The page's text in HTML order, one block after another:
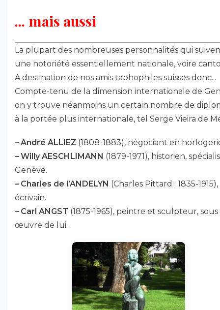
... mais aussi
La plupart des nombreuses personnalités qui
une notoriété essentiellement nationale, voire
A destination de nos amis taphophiles suisses donc...
Compte-tenu de la dimension internationale de
on y trouve néanmoins un certain nombre de
à la portée plus internationale, tel Serge Vieira de
– André ALLIEZ (1808-1883), négociant en
– Willy AESCHLIMANN (1879-1971), historien,
Genève.
– Charles de l’ANDELYN (Charles Pittard : 1835-1915),
écrivain.
– Carl ANGST (1875-1965), peintre et sculpteur,
œuvre de lui.